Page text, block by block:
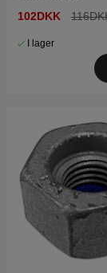
102DKK
I lager